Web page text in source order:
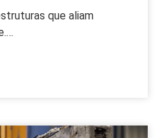
que aliam